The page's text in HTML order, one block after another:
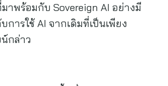
าพร้อมกับ Sovereign AI อย่างมี
ารใช้ AI จากเดิมที่เป็นเพียง
กล่าว